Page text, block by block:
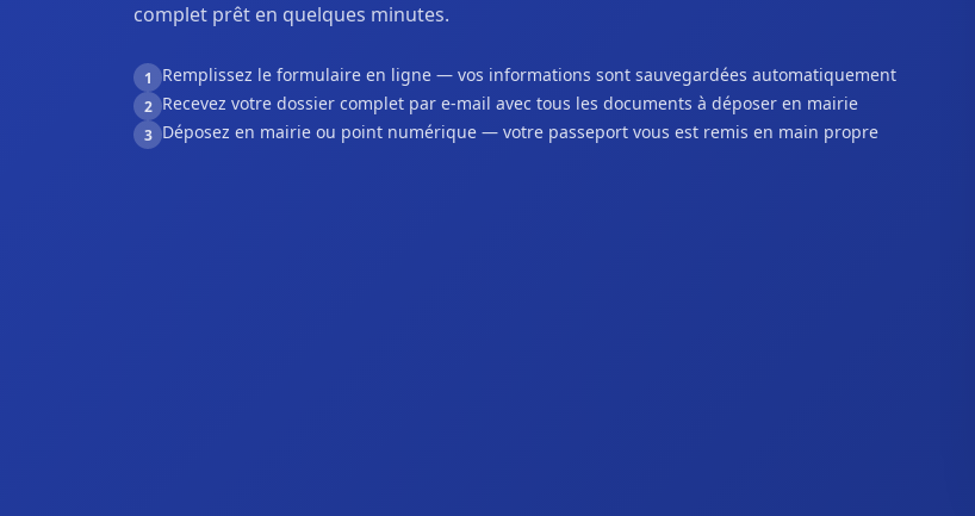
complet prêt en quelques minutes.
1 Remplissez le formulaire en ligne — vos informations sont sauvegardées automatiquement
2 Recevez votre dossier complet par e-mail avec tous les documents à déposer en mairie
3 Déposez en mairie ou point numérique — votre passeport vous est remis en main propre